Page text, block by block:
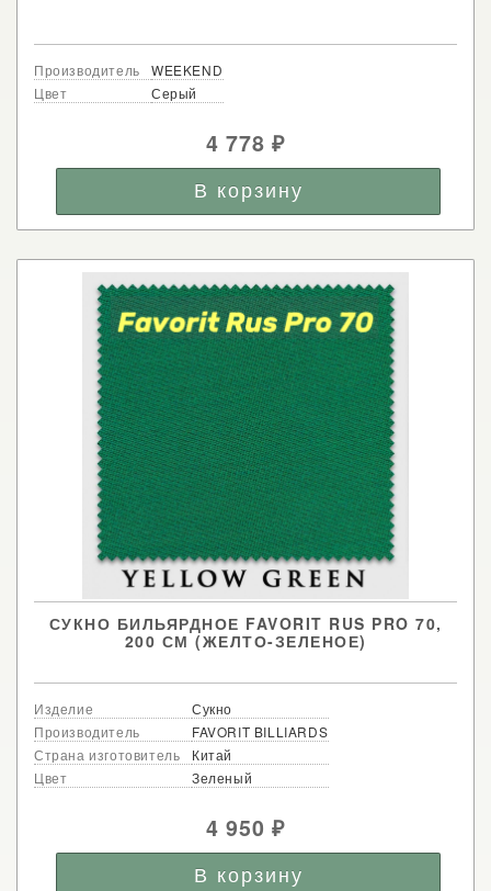
Производитель
WEEKEND
Цвет
Серый
4 778₽
СУКНО БИЛЬЯРДНОЕ FAVORIT RUS PRO 70,
200 СМ (ЖЕЛТО-ЗЕЛЕНОЕ)
Изделие
Сукно
Производитель
FAVORIT BILLIARDS
Страна изготовитель
Китай
Цвет
Зеленый
4 950₽